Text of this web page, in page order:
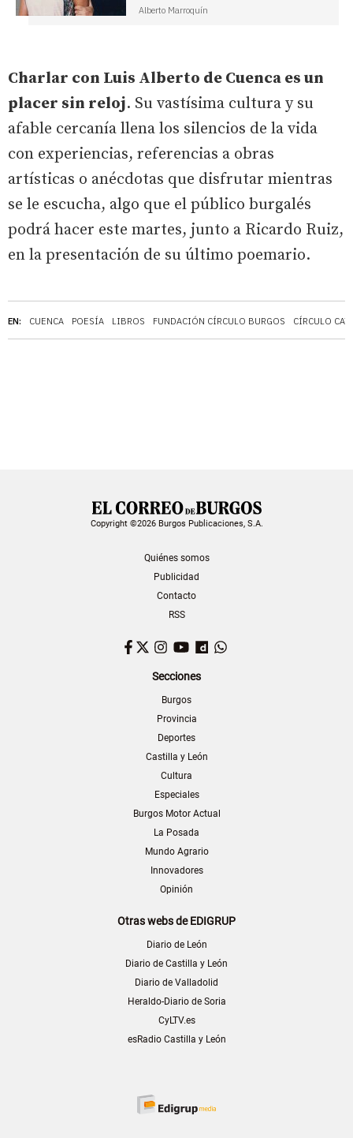
EN: CUENCA POESÍA LIBROS FUNDACIÓN CÍRCULO BURGOS CÍRCULO
Alberto Marroquín
Charlar con Luis Alberto de Cuenca es un
placer sin reloj. Su vastísima cultura y su
afable cercanía llena los silencios de la vida
con experiencias, referencias a obras
artísticas o anécdotas que disfrutar mientras
se le escucha, algo que el público burgalés
podrá hacer este martes, junto a Ricardo Ruiz,
en la presentación de su último poemario.
Copyright ©2026 Burgos Publicaciones, S.A.
Quiénes somos
Publicidad
Contacto
RSS
Facebook
TwitterInstagram
YouTubeDailymotion
Secciones
Burgos
Provincia
Deportes
Castilla y León
Cultura
Especiales
Burgos Motor Actual
La Posada
Mundo Agrario
Innovadores
Opinión
Otras webs de EDIGRUP
Diario de León
Diario de Castilla y León
Diario de Valladolid
Heraldo-Diario de Soria
CyLTV.es
esRadio Castilla y León